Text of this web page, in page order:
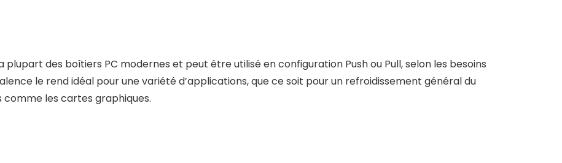
des boîtiers PC modernes et peut être utilisé en configuration Push ou Pull, selon les besoins
le rend idéal pour une variété d’applications, que ce soit pour un refroidissement général du
les cartes graphiques.